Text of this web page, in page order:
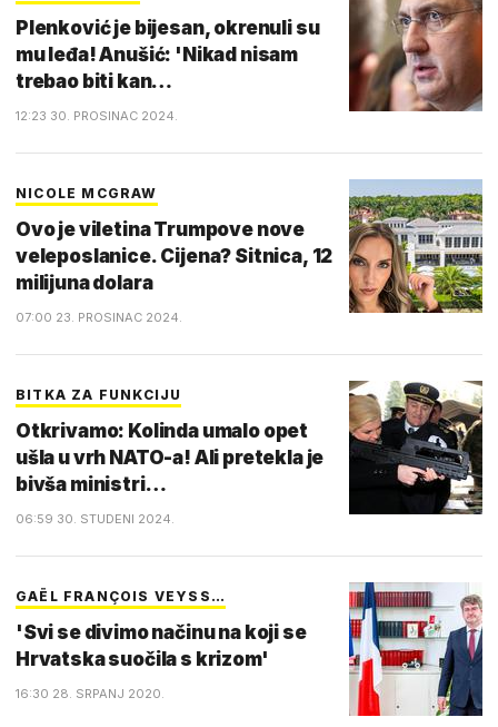
Plenković je bijesan, okrenuli su
mu leđa! Anušić: 'Nikad nisam
trebao biti kan…
12:23 30. PROSINAC 2024.
NICOLE MCGRAW
Ovo je viletina Trumpove nove
veleposlanice. Cijena? Sitnica, 12
milijuna dolara
07:00 23. PROSINAC 2024.
BITKA ZA FUNKCIJU
Otkrivamo: Kolinda umalo opet
ušla u vrh NATO-a! Ali pretekla je
bivša ministri…
06:59 30. STUDENI 2024.
GAËL FRANÇOIS VEYSS…
'Svi se divimo načinu na koji se
Hrvatska suočila s krizom'
16:30 28. SRPANJ 2020.